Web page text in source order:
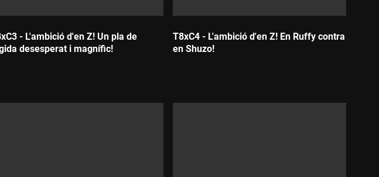
- L'ambició d'en Z! Un pla de
desesperat i magnífic!
T8xC4 - L'ambició d'en Z! En Ruffy contra
en Shuzo!